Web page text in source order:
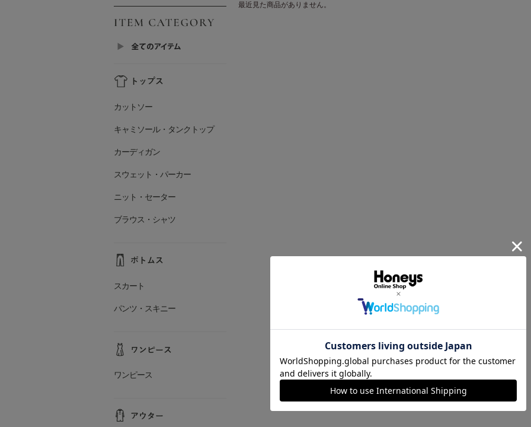
最近見た商品がありません。
カットソー
キャミソール・タンクトップ
カーディガン
スウェット・パーカー
ニット・セーター
ブラウス・シャツ
スカート
パンツ・スキニー
ワンピース